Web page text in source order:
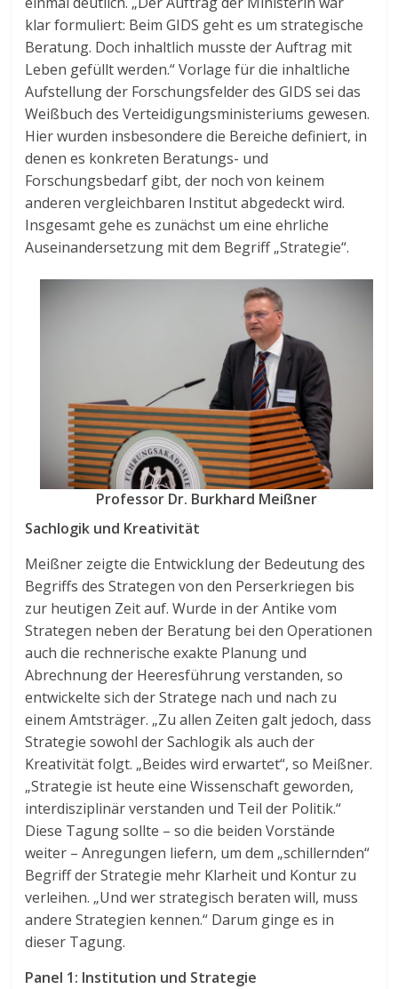
klar formuliert: Beim GIDS geht es um strategische
Beratung. Doch inhaltlich musste der Auftrag mit
Leben gefüllt werden.“ Vorlage für die inhaltliche
Aufstellung der Forschungsfelder des GIDS sei das
Weißbuch des Verteidigungsministeriums gewesen.
Hier wurden insbesondere die Bereiche definiert, in
denen es konkreten Beratungs- und
Forschungsbedarf gibt, der noch von keinem
anderen vergleichbaren Institut abgedeckt wird.
Insgesamt gehe es zunächst um eine ehrliche
Auseinandersetzung mit dem Begriff „Strategie“.
Professor Dr. Burkhard Meißner
Sachlogik und Kreativität
Meißner zeigte die Entwicklung der Bedeutung des
Begriffs des Strategen von den Perserkriegen bis
zur heutigen Zeit auf. Wurde in der Antike vom
Strategen neben der Beratung bei den Operationen
auch die rechnerische exakte Planung und
Abrechnung der Heeresführung verstanden, so
entwickelte sich der Stratege nach und nach zu
einem Amtsträger. „Zu allen Zeiten galt jedoch, dass
Strategie sowohl der Sachlogik als auch der
Kreativität folgt. „Beides wird erwartet“, so Meißner.
„Strategie ist heute eine Wissenschaft geworden,
interdisziplinär verstanden und Teil der Politik.“
Diese Tagung sollte – so die beiden Vorstände
weiter – Anregungen liefern, um dem „schillernden“
Begriff der Strategie mehr Klarheit und Kontur zu
verleihen. „Und wer strategisch beraten will, muss
andere Strategien kennen.“ Darum ginge es in
dieser Tagung.
Panel 1: Institution und Strategie